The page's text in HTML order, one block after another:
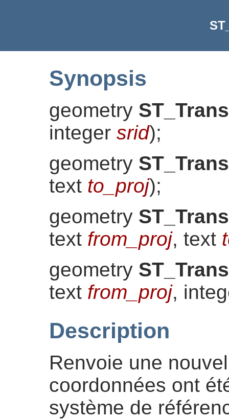
Synopsis
geometry
integer srid);
geometry
text to_proj);
geometry
text from_proj, text
geometry
text from_proj,
Description
Renvoie une
coordonnées ont
système de